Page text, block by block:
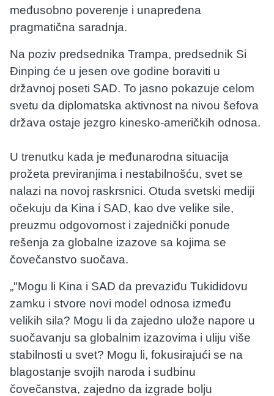
međusobno poverenje i unapređena
pragmatična saradnja.
Na poziv predsednika Trampa, predsednik Si
Đinping će u jesen ove godine boraviti u
državnoj poseti SAD. To jasno pokazuje celom
svetu da diplomatska aktivnost na nivou šefova
država ostaje jezgro kinesko-američkih odnosa.
U trenutku kada je međunarodna situacija
prožeta previranjima i nestabilnošću, svet se
nalazi na novoj raskrsnici. Otuda svetski mediji
očekuju da Kina i SAD, kao dve velike sile,
preuzmu odgovornost i zajednički ponude
rešenja za globalne izazove sa kojima se
čovečanstvo suočava.
„"Mogu li Kina i SAD da prevaziđu Tukididovu
zamku i stvore novi model odnosa između
velikih sila? Mogu li da zajedno ulože napore u
suočavanju sa globalnim izazovima i uliju više
stabilnosti u svet? Mogu li, fokusirajući se na
blagostanje svojih naroda i sudbinu
čovečanstva, zajedno da izgrade bolju